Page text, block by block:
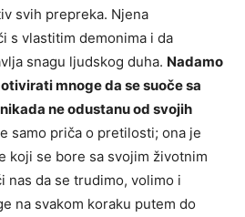
svih prepreka. Njena
s vlastitim demonima i da
snagu ljudskog duha. Nadamo
mnoge da se suoče sa
ne odustanu od svojih
samo priča o pretilosti; ona je
koji se bore sa svojim životnim
nas da se trudimo, volimo i
na svakom koraku putem do